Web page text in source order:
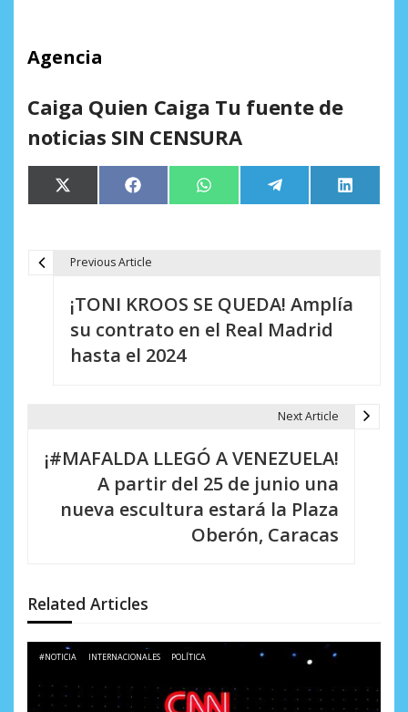
Agencia
Caiga Quien Caiga Tu fuente de
noticias SIN CENSURA
Compartir
en
X
(Twitter)
Compartir
en
Facebook Compartir
en
WhatsApp Compartir
en
Telegram
en
LinkedIn
d
e
n
Previous Article
¡TONI KROOS SE QUEDA! Amplía
su contrato en el Real Madrid
hasta el 2024
Next Article
¡#MAFALDA LLEGÓ A VENEZUELA!
A partir del 25 de junio una
nueva escultura estará la Plaza
Oberón, Caracas
Related Articles
#NOTICIA INTERNACIONALES POLÍTICA